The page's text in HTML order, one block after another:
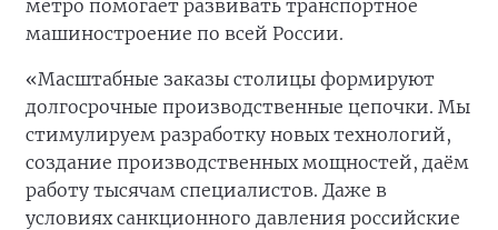
метро помогает развивать транспортное
машиностроение по всей России.
«Масштабные заказы столицы формируют
долгосрочные производственные цепочки. Мы
стимулируем разработку новых технологий,
создание производственных мощностей, даём
работу тысячам специалистов. Даже в
условиях санкционного давления российские